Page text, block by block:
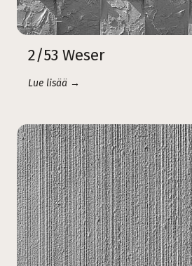
2/53 Weser
Lue lisää →